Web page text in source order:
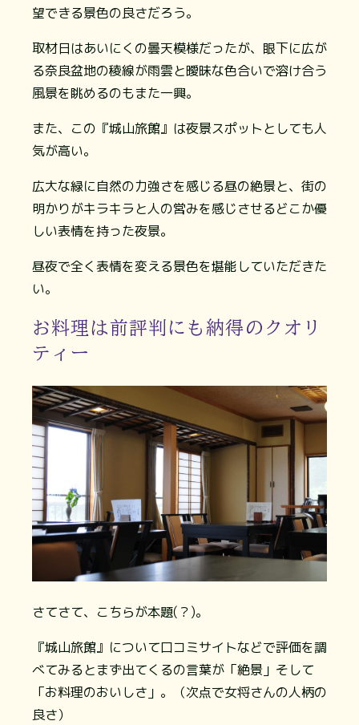
望できる景色の良さだろう。
取材日はあいにくの曇天模様だったが、眼下に広が
る奈良盆地の稜線が雨雲と曖昧な色合いで溶け合う
風景を眺めるのもまた一興。
また、この『城山旅館』は夜景スポットとしても人
気が高い。
広大な緑に自然の力強さを感じる昼の絶景と、街の
明かりがキラキラと人の営みを感じさせるどこか優
しい表情を持った夜景。
昼夜で全く表情を変える景色を堪能していただきた
い。
お料理は前評判にも納得のクオリ
ティー
さてさて、こちらが本題(？)。
『城山旅館』について口コミサイトなどで評価を調
べてみるとまず出てくるの言葉が「絶景」そして
「お料理のおいしさ」。（次点で女将さんの人柄の
良さ）